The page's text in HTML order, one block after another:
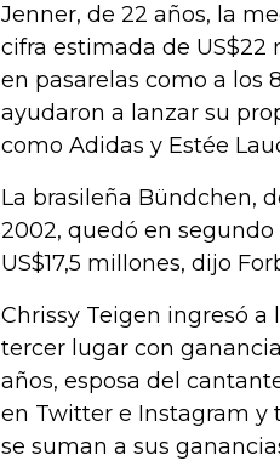
Jenner, de 22 años, la
cifra estimada de US$22
en pasarelas como a los
ayudaron a lanzar su
como Adidas y Estée
La brasileña Bündchen,
2002, quedó en
US$17,5 millones, dijo
Chrissy Teigen ingresó a
tercer lugar con
años, esposa del
en Twitter e Instagram y
se suman a sus